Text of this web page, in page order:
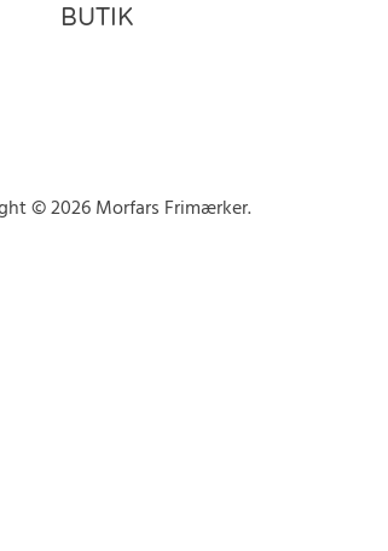
BUTIK
© 2026 Morfars Frimærker.